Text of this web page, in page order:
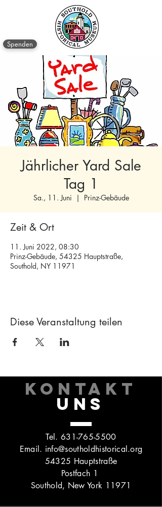
Spenden
Jährlicher Yard Sale
Tag 1
Sa., 11. Juni
  |
Prinz-Gebäude
Zeit & Ort
11. Juni 2022, 08:30
Prinz-Gebäude, 54325 Hauptstraße,
Southold, NY 11971
Diese Veranstaltung teilen
KONTAKT
UNS
Tel. 631-765-5500
Email. info@southoldhistorical.org
54325 Hauptstraße
Postfach 1
Southold, New York 11971